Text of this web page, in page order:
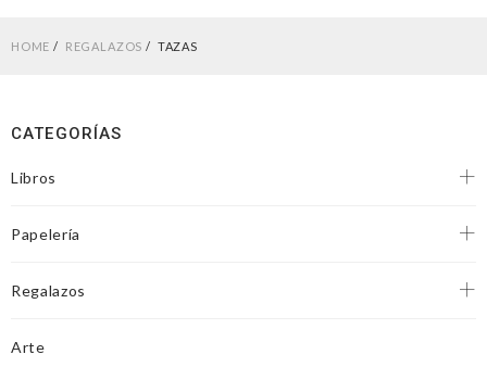
HOME REGALAZOS TAZAS
CATEGORÍAS
Libros
Papelería
Regalazos
Arte